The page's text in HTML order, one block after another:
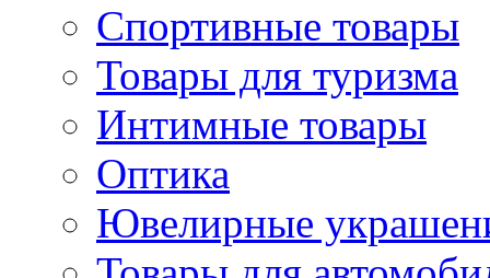
Спортивные товары
Товары для туризма
Интимные товары
Оптика
Ювелирные